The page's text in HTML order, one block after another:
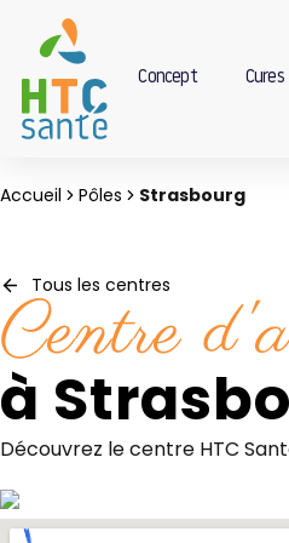
Concept Cures
Accueil Pôles Strasbourg
Tous les centres
Centre
à
Découvrez le centre HTC